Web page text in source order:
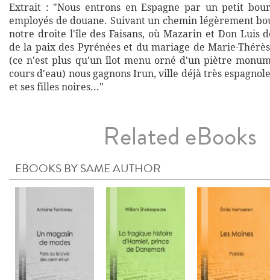
Extrait : "Nous entrons en Espagne par un petit
employés de douane. Suivant un chemin légèrement
notre droite l'île des Faisans, où Mazarin et Don Luis
de la paix des Pyrénées et du mariage de Marie-
(ce n'est plus qu'un îlot menu orné d'un piètre
cours d'eau) nous gagnons Irun, ville déjà très
et ses filles noires..."
Related eBooks
EBOOKS BY SAME AUTHOR